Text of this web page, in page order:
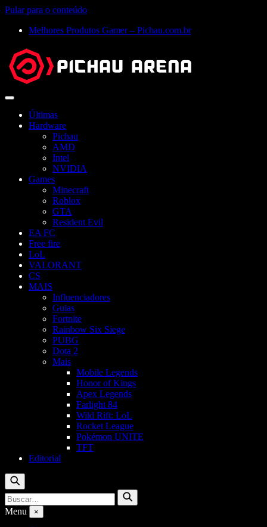
Pular para o conteúdo
Melhores Produtos Gamer – Pichau.com.br
Abrir
Últimas
Hardware
Pichau
AMD
Intel
NVIDIA
Games
Minecraft
Roblox
GTA
Resident Evil
EA FC
Free fire
LoL
VALORANT
CS
MAIS
Influenciadores
Guias
Fortnite
Rainbow Six Siege
PUBG
Dota 2
Mais
Mobile Legends
Honor of Kings
Apex Legends
Farlight 84
Wild Rift: LoL
Rocket League
Pokémon UNITE
TFT
Editorial
Buscar
Buscar
por:
Buscar
Menu ×